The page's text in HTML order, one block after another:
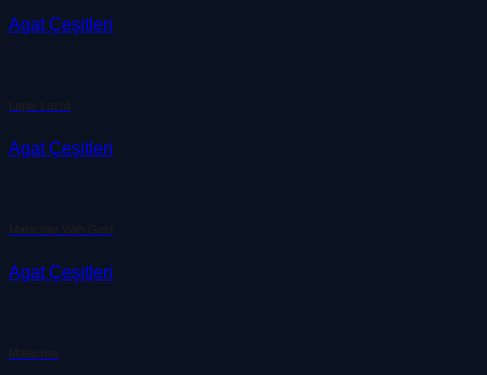
Agat Çeşitleri
Agat Çeşitleri
Malachite With Gold
Agat Çeşitleri
Malachite